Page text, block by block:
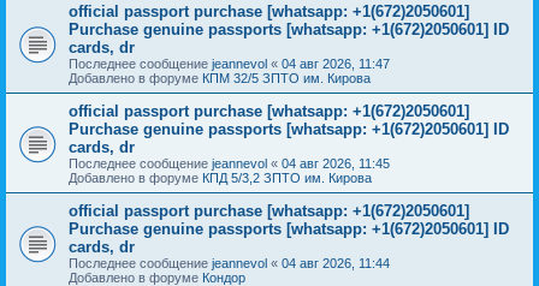
official passport purchase [whatsapp: +1(672)2050601]
Purchase genuine passports [whatsapp: +1(672)2050601] ID
cards, dr
Последнее сообщение jeannevol « 04 авг 2026, 11:47
Добавлено в форуме КПМ 32/5 ЗПТО им. Кирова
official passport purchase [whatsapp: +1(672)2050601]
Purchase genuine passports [whatsapp: +1(672)2050601] ID
cards, dr
Последнее сообщение jeannevol « 04 авг 2026, 11:45
Добавлено в форуме КПД 5/3,2 ЗПТО им. Кирова
official passport purchase [whatsapp: +1(672)2050601]
Purchase genuine passports [whatsapp: +1(672)2050601] ID
cards, dr
Последнее сообщение jeannevol « 04 авг 2026, 11:44
Добавлено в форуме Кондор